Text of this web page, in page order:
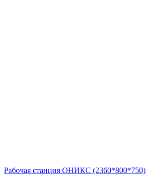
Рабочая станция ОНИКС (2360*800*750)